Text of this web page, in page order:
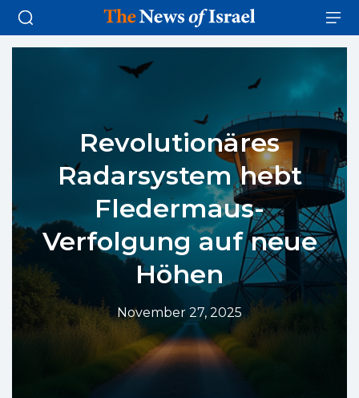
Revolutionäres
Radarsystem hebt
Fledermaus-
Verfolgung auf neue
Höhen
November 27, 2025